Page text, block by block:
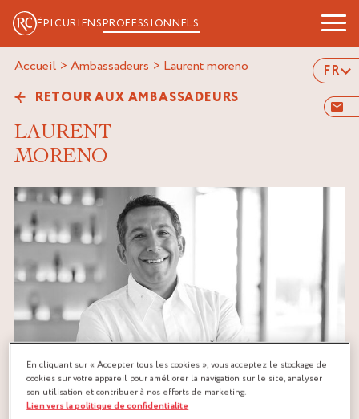
ÉPICURIENSPROFESSIONNELS
FR
Accueil > Ambassadeurs > laurent moreno
RETOUR AUX AMBASSADEURS
LAURENT
MORENO
En cliquant sur « Accepter tous les cookies », vous acceptez le stockage de
cookies sur votre appareil pour améliorer la navigation sur le site, analyser
son utilisation et contribuer à nos efforts de marketing.
Lien vers la politique de confidentialite